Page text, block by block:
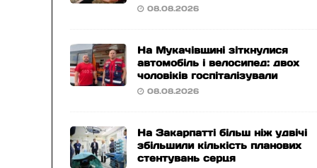
08.08.2026
На Мукачівщині зіткнулися
автомобіль і велосипед: двох
чоловіків госпіталізували
08.08.2026
На Закарпатті більш ніж удвічі
збільшили кількість планових
стентувань серця